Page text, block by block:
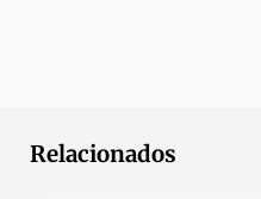
Relacionados